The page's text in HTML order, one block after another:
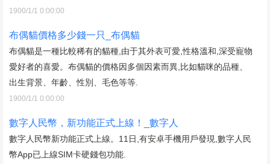
1900/1/1 0:00:00
布偶貓價格多少錢一只_布偶貓
布偶貓是一種比較稀有的貓種,由于其外表可愛,性格溫和,深受寵物
愛好者的喜愛。布偶貓的價格因多個因素而異,比如貓咪的品種、
出生背景、年齡、性別、毛色等等.
1900/1/1 0:00:00
數字人民幣，新功能正式上線！_數字人
數字人民幣新功能正式上線。11日,有安卓手機用戶發現,數字人民
幣App已上線SIM卡硬錢包功能.